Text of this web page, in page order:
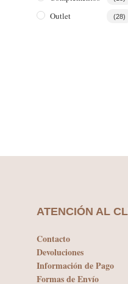
Outlet (28)
ATENCIÓN AL
Contacto
Devoluciones
Información de Pago
Formas de Envío